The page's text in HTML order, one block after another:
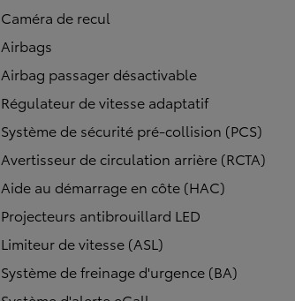
Caméra de recul
Airbags
Airbag passager désactivable
Régulateur de vitesse adaptatif
Système de sécurité pré-collision (PCS)
Avertisseur de circulation arrière (RCTA)
Aide au démarrage en côte (HAC)
Projecteurs antibrouillard LED
Limiteur de vitesse (ASL)
Système de freinage d'urgence (BA)